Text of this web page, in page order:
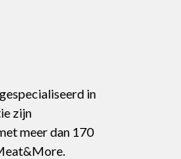
in
zijn
meer dan 170